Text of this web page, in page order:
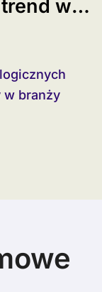
w
w branży